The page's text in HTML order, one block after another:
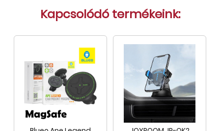
Kapcsolódó termékeink:
Kapcsolat
Cégünkről, elérhetőségek